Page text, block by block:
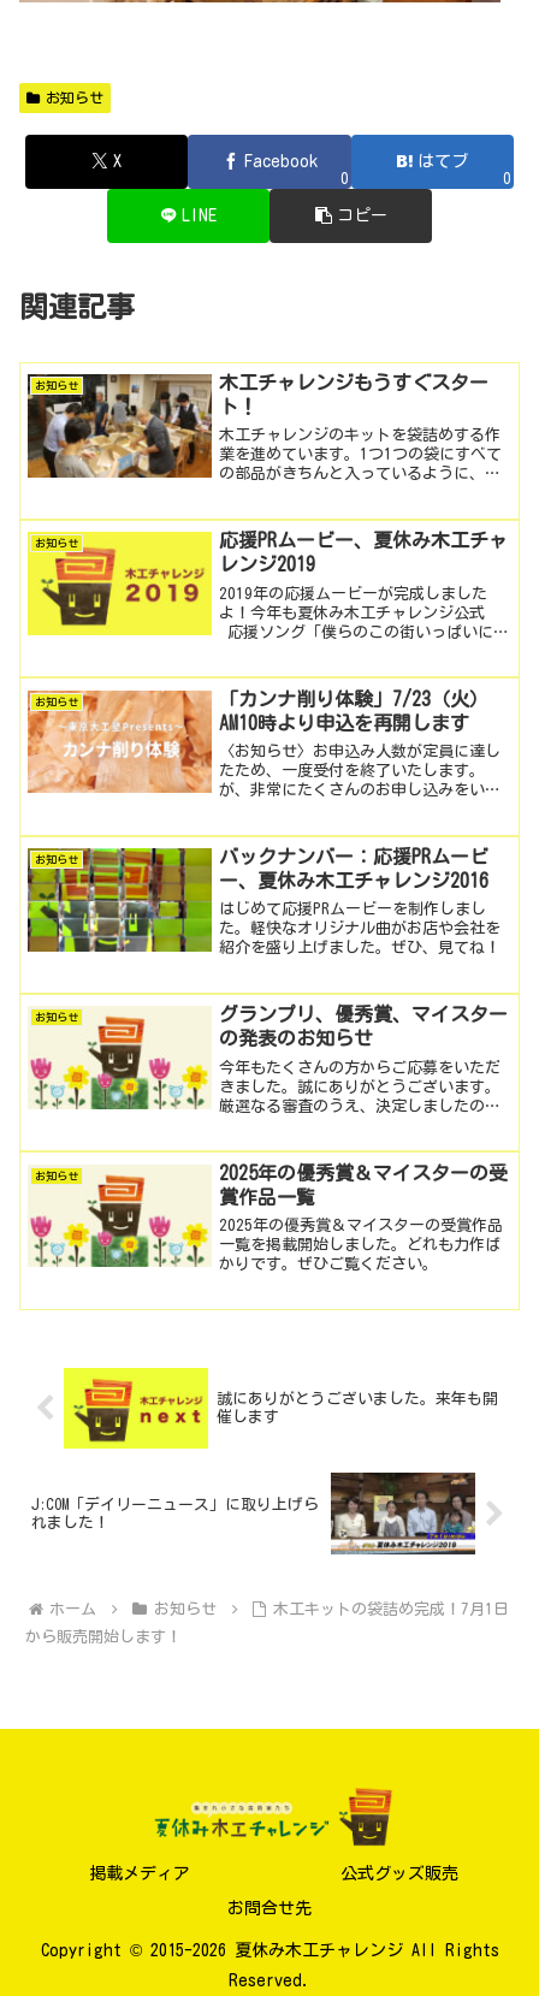
お知らせ
X Facebook
0
はてブ
0
LINE コピー
関連記事
お知らせ
木工チャレンジもうすぐスター
ト！
木工チャレンジのキットを袋詰めする作
業を進めています。1つ1つの袋にすべて
の部品がきちんと入っているように、確
ーブルを囲みながらぐるぐる回って袋詰
めしていきます。 この...
お知らせ
応援PRムービー、夏休み木工チャ
レンジ2019
2019年の応援ムービーが完成しました
よ！今年も夏休み木工チャレンジ公式
応援ソング「僕らのこの街いっぱいに」
をいただいています。マスコットキャラ
クター「モッコちゃん...
お知らせ
「カンナ削り体験」7/23（火）
AM10時より申込を再開します
〈お知らせ〉お申込み人数が定員に達し
たため、一度受付を終了いたします。
が、非常にたくさんのお申し込みをいた
☆☆☆☆☆☆☆☆☆☆☆☆☆☆☆☆☆☆
☆7/23（火）AM10時よ...
お知らせ
バックナンバー：応援PRムービ
ー、夏休み木工チャレンジ2016
はじめて応援PRムービーを制作しまし
た。軽快なオリジナル曲がお店や会社を
紹介を盛り上げました。ぜひ、見てね！
お知らせ
グランプリ、優秀賞、マイスター
の発表のお知らせ
今年もたくさんの方からご応募をいただ
きました。誠にありがとうございます。
厳選なる審査のうえ、決定しましたので
池尻 淳史さん（小学6年生） 優秀賞
「教育長賞」作品名：ゆめ...
お知らせ
2025年の優秀賞＆マイスターの受
賞作品一覧
2025年の優秀賞＆マイスターの受賞作品
一覧を掲載開始しました。どれも力作ば
かりです。ぜひご覧ください。
誠にありがとうございました。来年も開
催します
J:COM「デイリーニュース」に取り上げら
れました！
ホーム お知らせ
木工キットの袋詰め完成！7月1日
から販売開始します！
掲載メディア 公式グッズ販売
お問合せ先
Copyright © 2015-2026 夏休み木工チャレンジ All Rights
Reserved.